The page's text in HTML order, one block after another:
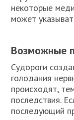
некоторые
может
Возможные
Судороги
голодания
происходят,
последствия.
последующий